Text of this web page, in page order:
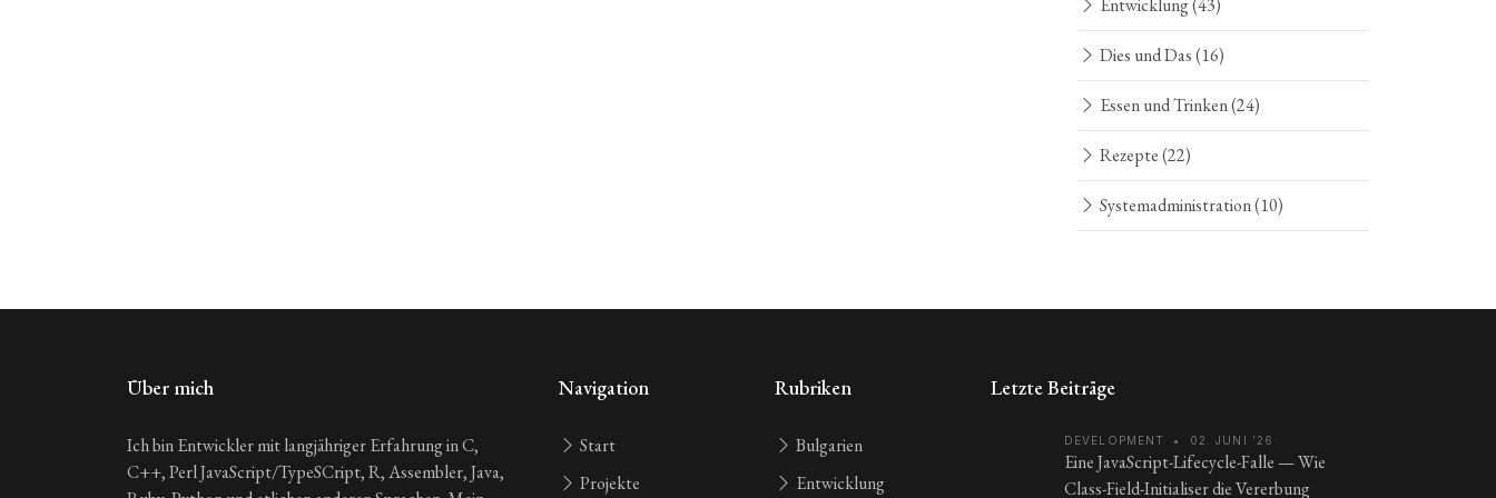
Entwicklung(43)
Dies und Das(16)
Essen und Trinken(24)
Rezepte(22)
Systemadministration(10)
Über mich
Ich bin Entwickler mit langjähriger Erfahrung in C,
C++, Perl JavaScript/TypeSCript, R, Assembler, Java,
Navigation
Start
Projekte
Rubriken
Bulgarien
Entwicklung
Letzte Beiträge
DEVELOPMENT • 02. JUNI ’26
Eine JavaScript-Lifecycle-Falle — Wie
Class-Field-Initialiser die Vererbung